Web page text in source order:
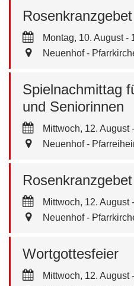
Montag, 10. August -
Neuenhof -
Rosenkranzgebet
Mittwoch, 12. August
Neuenhof -
Spielnachmittag
und Seniorinnen
Mittwoch, 12. August
Neuenhof -
Rosenkranzgebet
Mittwoch, 12. August
Wortgottesfeier